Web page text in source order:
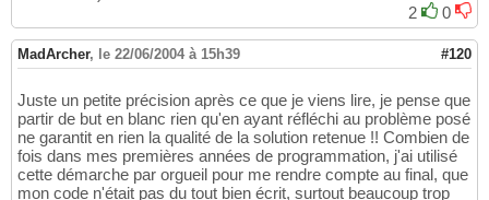
2
0
MadArcher, le 22/06/2004 à 15h39 #120
Juste un petite précision après ce que je viens lire, je pense que
partir de but en blanc rien qu'en ayant réfléchi au problème posé
ne garantit en rien la qualité de la solution retenue !! Combien de
fois dans mes premières années de programmation, j'ai utilisé
cette démarche par orgueil pour me rendre compte au final, que
mon code n'était pas du tout bien écrit, surtout beaucoup trop